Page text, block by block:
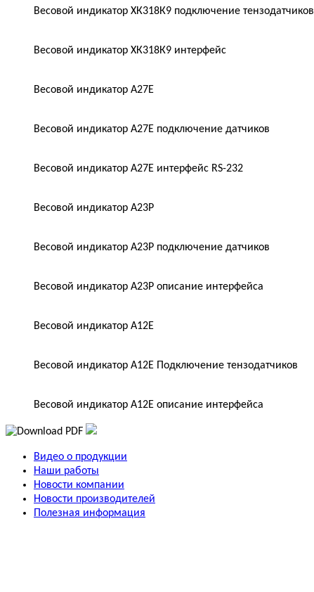
Весовой индикатор ХК318К9 подключение тензодатчиков
Весовой индикатор ХК318К9 интерфейс
Весовой индикатор A27E
Весовой индикатор A27E подключение датчиков
Весовой индикатор A27E интерфейс RS-232
Весовой индикатор A23P
Весовой индикатор A23P подключение датчиков
Весовой индикатор A23P описание интерфейса
Весовой индикатор A12E
Весовой индикатор A12E Подключение тензодатчиков
Весовой индикатор A12E описание интерфейса
Видео о продукции
Наши работы
Новости компании
Новости производителей
Полезная информация